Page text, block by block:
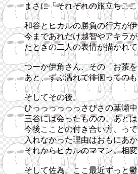
まさに「それぞれの旅立ちこ
和谷とヒカルの勝負の行方が
今まであれだけ越智やアキラ
たときの二人の表情が描かれ
つーか伊角さん、その「お茶
あと、ずぶ濡れで徘徊っての
そしてその後。
ひっっっっっっさびさの葉瀬
三谷には会ったものの、あと
今後こことの付き合い方、っ
入れなかった理由はおもにあ
それからヒカルのママン。相
そして佐為。ここ最近ずっと